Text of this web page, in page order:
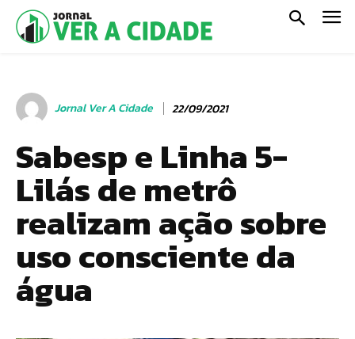
Jornal Ver A Cidade 22/09/2021
Sabesp e Linha 5-
Lilás de metrô
realizam ação sobre
uso consciente da
água